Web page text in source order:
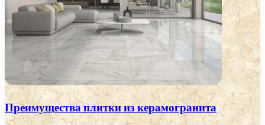
Преимущества плитки из керамогранита